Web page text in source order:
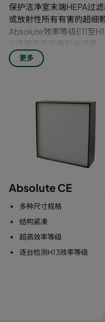
保护洁净室末端HEPA过
或放射性所有有害的超细颗
Absolute效率等级E11至
C适用于低风量和中风量
采用专利的受控间距（
和最佳的过滤性能。 特殊
通泄露风险。Absolute
严格按照EN 1822 进行
更多
Absolute CE
多种尺寸规格
结构紧凑
超高效率等级
逐台检测H13效率等级